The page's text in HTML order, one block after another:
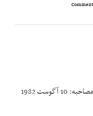
روایت‌کننده: آقای دکتر محمد باهری تاریخ مصاحبه: 10 آگوست 1982